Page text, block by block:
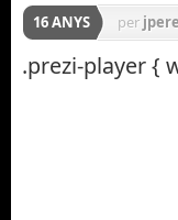
16 ANYS per
.prezi-player {